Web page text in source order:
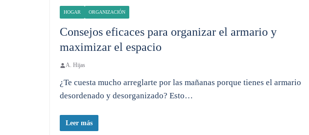
HOGAR ORGANIZACIÓN
Consejos eficaces para organizar el armario y
maximizar el espacio
A. Hijas
¿Te cuesta mucho arreglarte por las mañanas porque tienes el armario
desordenado y desorganizado? Esto…
Leer más